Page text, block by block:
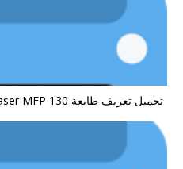
تحميل تعريف طابعة HP Laser MFP 130